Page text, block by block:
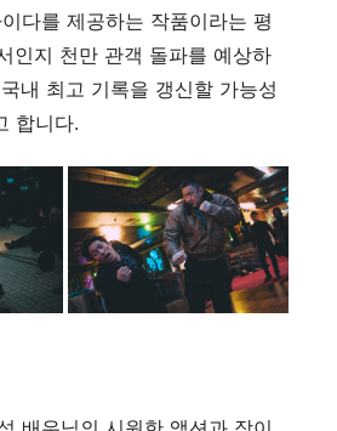
다를 제공하는 작품이라는 평
인지 천만 관객 돌파를 예상하
내 최고 기록을 갱신할 가능성
합니다.